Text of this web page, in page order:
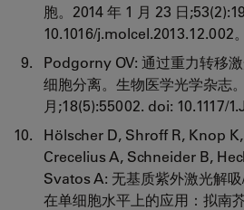
胞。2014 年 1 月 23 日
10.1016/j.molcel.2013.12.002。
Podgorny OV: 通过重力转移
细胞分离。生物医学光学杂志
月;18(5):55002. doi: 10.1117/
Hölscher D, Shroff R, Knop
Crecelius A, Schneider B,
Svatos A: 无基质紫外激光解
在单细胞水平上的应用：拟南